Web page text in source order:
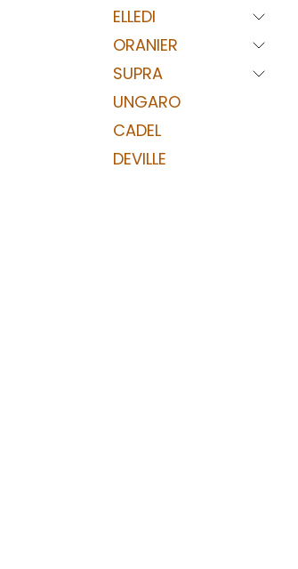
ELLEDI
ORANIER
SUPRA
UNGARO
CADEL
DEVILLE